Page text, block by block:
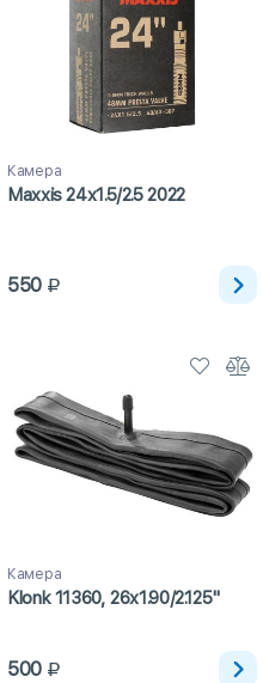
Камера
Maxxis 24x1.5/2.5 2022
550
Камера
Klonk 11360, 26x1.90/2.125"
500